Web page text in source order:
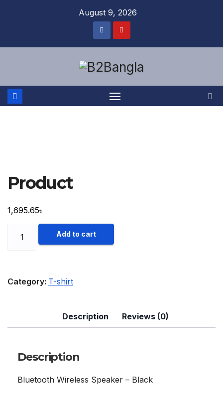
August 9, 2026
Product
1,695.65৳
Add to cart
Category: T-shirt
Description Reviews (0)
Description
Bluetooth Wireless Speaker – Black